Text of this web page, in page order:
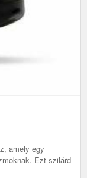
amely egy
Ezt szilárd